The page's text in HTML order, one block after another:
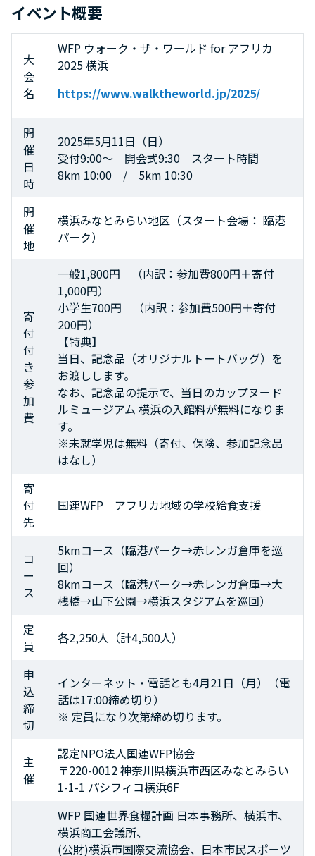
イベント概要
大
会
名
WFP ウォーク・ザ・ワールド for アフリカ
2025 横浜
https://www.walktheworld.jp/2025/
開
催
日
時
2025年5月11日（日）
受付9:00～ 開会式9:30 スタート時間
8km 10:00 / 5km 10:30
開
催
地
横浜みなとみらい地区（スタート会場： 臨港
パーク）
寄
付
付
き
参
加
費
一般1,800円 （内訳：参加費800円＋寄付
1,000円）
小学生700円 （内訳：参加費500円＋寄付
200円）
【特典】
当日、記念品（オリジナルトートバッグ）を
お渡しします。
なお、記念品の提示で、当日のカップヌード
ルミュージアム 横浜の入館料が無料になりま
す。
※未就学児は無料（寄付、保険、参加記念品
はなし）
寄
付
先
国連WFP アフリカ地域の学校給食支援
コ
ー
ス
5kmコース（臨港パーク→赤レンガ倉庫を巡
回）
8kmコース（臨港パーク→赤レンガ倉庫→大
桟橋→山下公園→横浜スタジアムを巡回）
定
員
各2,250人（計4,500人）
申
込
締
切
インターネット・電話とも4月21日（月）（電
話は17:00締め切り）
※ 定員になり次第締め切ります。
主
催
認定NPO法人国連WFP協会
〒220-0012 神奈川県横浜市西区みなとみらい
1-1-1 パシフィコ横浜6F
WFP 国連世界食糧計画 日本事務所、横浜市、
横浜商工会議所、
(公財)横浜市国際交流協会、日本市民スポーツ